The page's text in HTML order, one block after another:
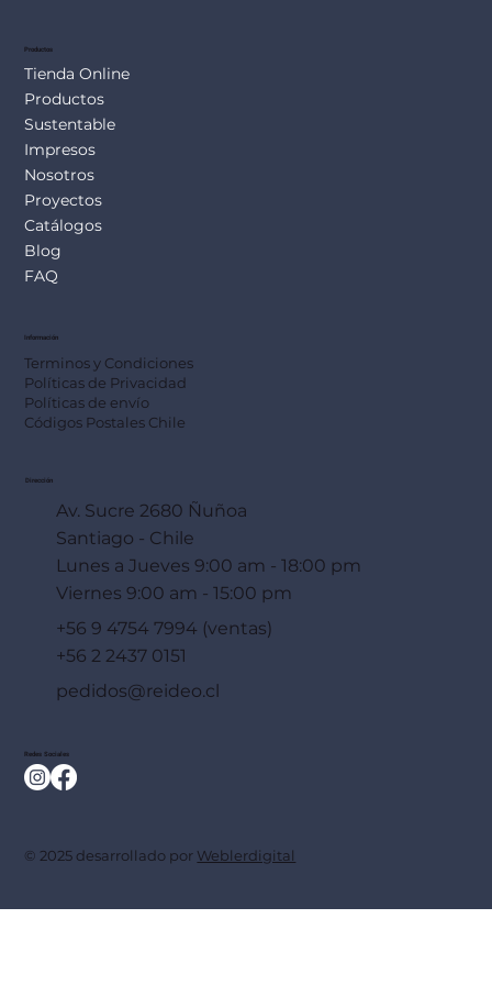
Productos
Tienda Online
Productos
Sustentable
Impresos
Nosotros
Proyectos
Catálogos
Blog
FAQ
Información
Terminos y Condiciones
Políticas de Privacidad
Políticas de envío
Códigos Postales Chile
Dirección
Av. Sucre 2680 Ñuñoa
Santiago - Chile
Lunes a Jueves 9:00 am - 18:00 pm
Viernes 9:00 am - 15:00 pm
+56 9 4754 7994 (ventas)
+56 2 2437 0151
pedidos@reideo.cl
Redes Sociales
© 2025 desarrollado por Weblerdigital